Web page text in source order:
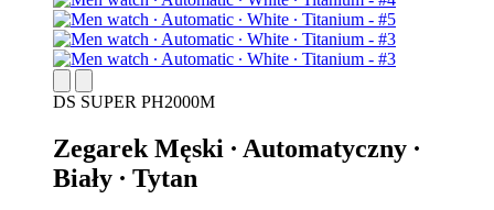
DS SUPER PH2000M
Zegarek Męski ∙ Automatyczny ∙
Biały ∙ Tytan